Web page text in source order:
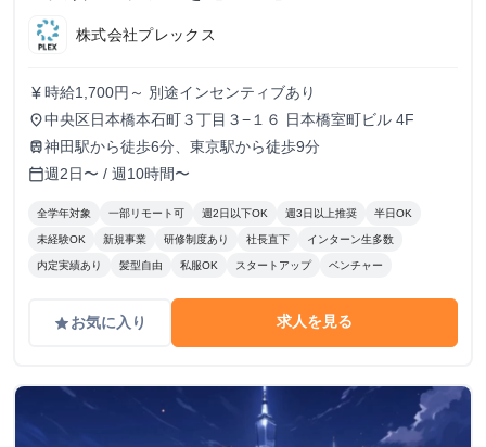
株式会社プレックス
currency_yen 時給1,700円～ 別途インセンティブあり
place中央区日本橋本石町３丁目３−１６ 日本橋室町ビル 4F
train神田駅から徒歩6分、東京駅から徒歩9分
calendar_today週2日〜 / 週10時間〜
全学年対象 一部リモート可 週2日以下OK 週3日以上推奨 半日OK
未経験OK 新規事業 研修制度あり 社長直下 インターン生多数
内定実績あり 髪型自由 私服OK スタートアップ ベンチャー
gradeお気に入り 求人を見る